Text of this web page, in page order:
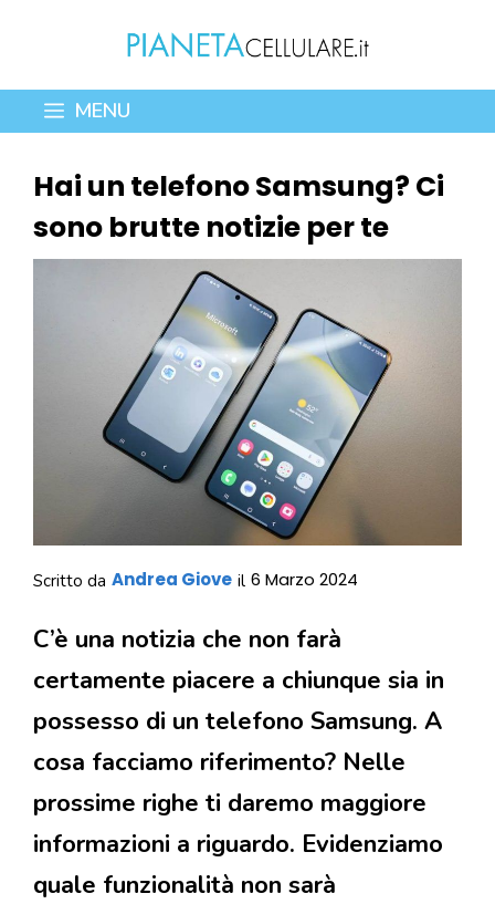
contenuto
MENU
Hai un telefono Samsung? Ci
sono brutte notizie per te
Scritto da Andrea Giove il 6 Marzo 2024
C’è una notizia che non farà
certamente piacere a chiunque sia in
possesso di un telefono Samsung. A
cosa facciamo riferimento? Nelle
prossime righe ti daremo maggiore
informazioni a riguardo. Evidenziamo
quale funzionalità non sarà